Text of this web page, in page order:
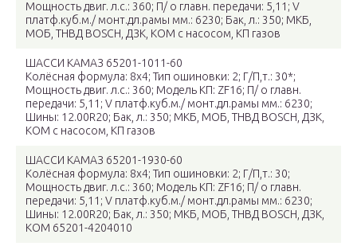
Мощность двиг. л.с.: 360; П/ о главн. передачи: 5,11; V
платф.куб.м./ монт.дл.рамы мм.: 6230; Бак, л.: 350; МКБ,
МОБ, ТНВД BOSCH, ДЗК, КОМ c насосом, КП газов
ШАССИ КАМАЗ 65201-1011-60
Колёсная формула: 8х4; Тип ошиновки: 2; Г/П,т.: 30*;
Мощность двиг. л.с.: 360; Модель КП: ZF16; П/ о главн.
передачи: 5,11; V платф.куб.м./ монт.дл.рамы мм.: 6230;
Шины: 12.00R20; Бак, л.: 350; МКБ, МОБ, ТНВД BOSCH, ДЗК,
КОМ c насосом, КП газов
ШАССИ КАМАЗ 65201-1930-60
Колёсная формула: 8х4; Тип ошиновки: 2; Г/П,т.: 30;
Мощность двиг. л.с.: 360; Модель КП: ZF16; П/ о главн.
передачи: 5,11; V платф.куб.м./ монт.дл.рамы мм.: 6230;
Шины: 12.00R20; Бак, л.: 350; МКБ, МОБ, ТНВД BOSCH, ДЗК,
КОМ 65201-4204010